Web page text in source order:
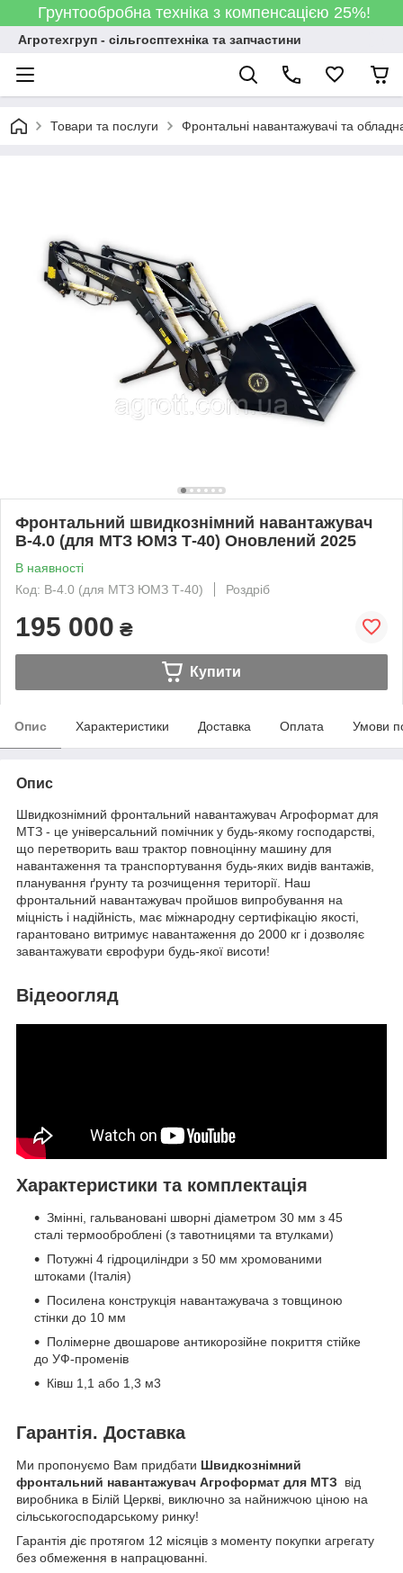
Грунтообробна техніка з компенсацією 25%!
Агротехгруп - сільгосптехніка та запчастини
Товари та послуги Фронтальні навантажувачі та
Фронтальний швидкознімний навантажувач
B-4.0 (для МТЗ ЮМЗ Т-40) Оновлений 2025
В наявності
Код: B-4.0 (для МТЗ ЮМЗ Т-40)
Роздріб
195 000 ₴
Купити
Опис Характеристики Доставка Оплата Умови
Опис
Швидкознімний фронтальний навантажувач Агроформат для
МТЗ - це універсальний помічник у будь-якому господарстві,
що перетворить ваш трактор повноцінну машину для
навантаження та транспортування будь-яких видів вантажів,
планування ґрунту та розчищення території. Наш
фронтальний навантажувач пройшов випробування на
міцність і надійність, має міжнародну сертифікацію якості,
гарантовано витримує навантаження до 2000 кг і дозволяє
завантажувати єврофури будь-якої висоти!
Відеоогляд
Характеристики та комплектація
Змінні, гальвановані шворні діаметром 30 мм з 45
сталі термооброблені (з тавотницями та втулками)
Потужні 4 гідроциліндри з 50 мм хромованими
штоками (Італія)
Посилена конструкція навантажувача з товщиною
стінки до 10 мм
Полімерне двошарове антикорозійне покриття стійке
до УФ-променів
Ківш 1,1 або 1,3 м3
Гарантія. Доставка
Ми пропонуємо Вам придбати Швидкознімний
фронтальний навантажувач Агроформат для МТЗ
від
виробника в Білій Церкві, виключно за найнижчою ціною на
сільськогосподарському ринку!
Гарантія діє протягом 12 місяців з моменту покупки агрегату
без обмеження в напрацюванні.